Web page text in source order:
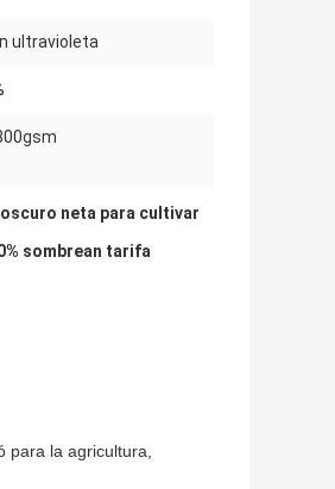
ultravioleta
neta para cultivar
sombrean tarifa
para la agricultura,